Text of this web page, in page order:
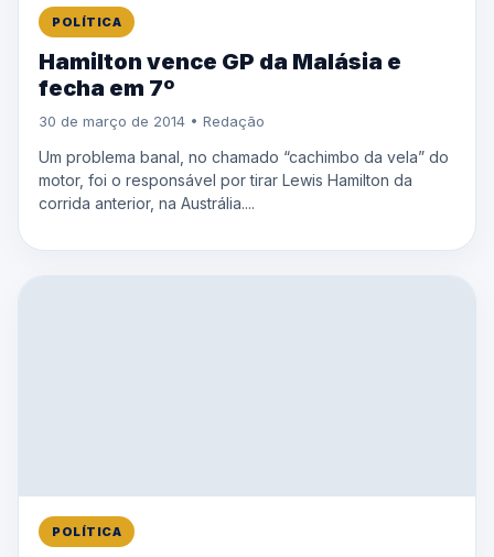
POLÍTICA
Hamilton vence GP da Malásia e
fecha em 7º
30 de março de 2014 • Redação
Um problema banal, no chamado “cachimbo da vela” do
motor, foi o responsável por tirar Lewis Hamilton da
corrida anterior, na Austrália....
POLÍTICA